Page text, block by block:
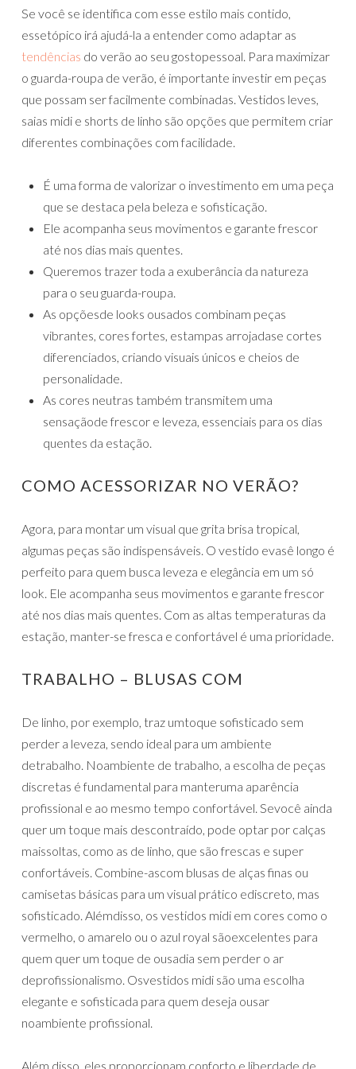
Se você se identifica com esse estilo mais contido,
essetópico irá ajudá-la a entender como adaptar as
tendências do verão ao seu gostopessoal. Para maximizar
o guarda-roupa de verão, é importante investir em peças
que possam ser facilmente combinadas. Vestidos leves,
saias midi e shorts de linho são opções que permitem criar
diferentes combinações com facilidade.
É uma forma de valorizar o investimento em uma peça
que se destaca pela beleza e sofisticação.
Ele acompanha seus movimentos e garante frescor
até nos dias mais quentes.
Queremos trazer toda a exuberância da natureza
para o seu guarda-roupa.
As opçõesde looks ousados combinam peças
vibrantes, cores fortes, estampas arrojadase cortes
diferenciados, criando visuais únicos e cheios de
personalidade.
As cores neutras também transmitem uma
sensaçãode frescor e leveza, essenciais para os dias
quentes da estação.
COMO ACESSORIZAR NO VERÃO?
Agora, para montar um visual que grita brisa tropical,
algumas peças são indispensáveis. O vestido evasê longo é
perfeito para quem busca leveza e elegância em um só
look. Ele acompanha seus movimentos e garante frescor
até nos dias mais quentes. Com as altas temperaturas da
estação, manter-se fresca e confortável é uma prioridade.
TRABALHO – BLUSAS COM
De linho, por exemplo, traz umtoque sofisticado sem
perder a leveza, sendo ideal para um ambiente
detrabalho. Noambiente de trabalho, a escolha de peças
discretas é fundamental para manteruma aparência
profissional e ao mesmo tempo confortável. Sevocê ainda
quer um toque mais descontraído, pode optar por calças
maissoltas, como as de linho, que são frescas e super
confortáveis. Combine-ascom blusas de alças finas ou
camisetas básicas para um visual prático ediscreto, mas
sofisticado. Alémdisso, os vestidos midi em cores como o
vermelho, o amarelo ou o azul royal sãoexcelentes para
quem quer um toque de ousadia sem perder o ar
deprofissionalismo. Osvestidos midi são uma escolha
elegante e sofisticada para quem deseja ousar
noambiente profissional.
Além disso, eles proporcionam conforto e liberdade de